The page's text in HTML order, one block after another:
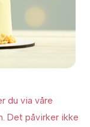
du via våre
Det påvirker ikke